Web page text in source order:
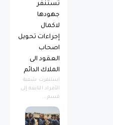
تستنفر
جهودها
لاكمال
إجراءات تحويل
اصحاب
العقود الى
الملاك الدائم
استنفرت شعبة
الأفراد التابعة إلى
قسم...